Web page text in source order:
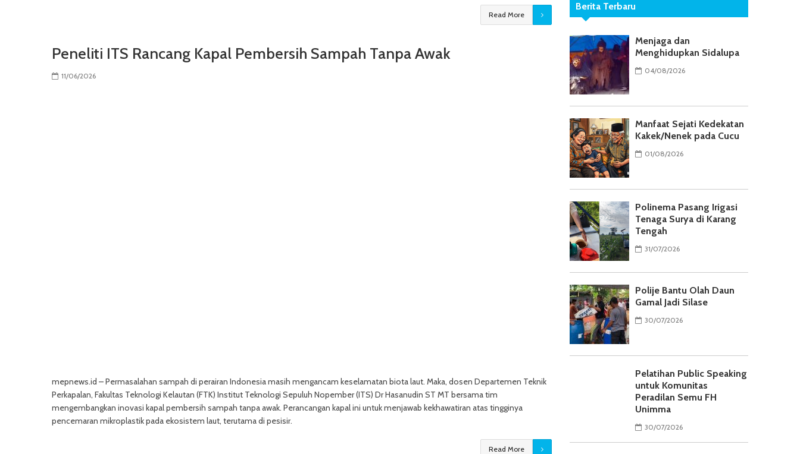
Read More
Peneliti ITS Rancang Kapal Pembersih Sampah Tanpa Awak
11/06/2026
mepnews.id – Permasalahan sampah di perairan Indonesia masih mengancam keselamatan biota laut. Maka, dosen Departemen Teknik
Perkapalan, Fakultas Teknologi Kelautan (FTK) Institut Teknologi Sepuluh Nopember (ITS) Dr Hasanudin ST MT bersama tim
mengembangkan inovasi kapal pembersih sampah tanpa awak. Perancangan kapal ini untuk menjawab kekhawatiran atas tingginya
pencemaran mikroplastik pada ekosistem laut, terutama di pesisir.
Read More
Berita Terbaru
Menjaga dan
Menghidupkan Sidalupa
04/08/2026
Manfaat Sejati Kedekatan
Kakek/Nenek pada Cucu
01/08/2026
Polinema Pasang Irigasi
Tenaga Surya di Karang
Tengah
31/07/2026
Polije Bantu Olah Daun
Gamal Jadi Silase
30/07/2026
Pelatihan Public Speaking
untuk Komunitas
Peradilan Semu FH
Unimma
30/07/2026